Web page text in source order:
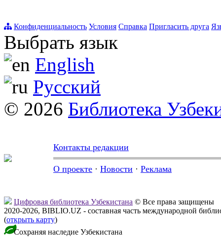
Конфиденциальность Условия Справка Пригласить друга
Выбрать язык
English
Русский
© 2026 Библиотека
Контакты редакции
О проекте · Новости · Реклама
Цифровая библиотека Узбекистана © Все права защищены
2020-2026, BIBLIO.UZ - составная часть международной
(открыть карту)
Сохраняя наследие Узбекистана